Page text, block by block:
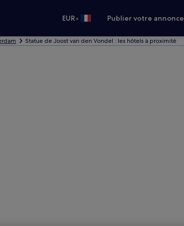
EUR• Publier votre annonce
Statue de Joost van den Vondel : les hôtels à proximité